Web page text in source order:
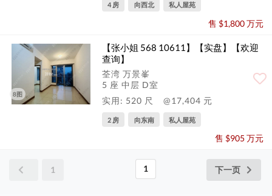
4 房 向西北 私人屋苑
售 $1,800 万元
8图
【张小姐 568 10611】【实盘】【欢迎
查询】
荃湾 万景峯
5 座 中层 D室
实用: 520 尺
@17,404 元
2 房 向东南 私人屋苑
售 $905 万元
1 1 下一页